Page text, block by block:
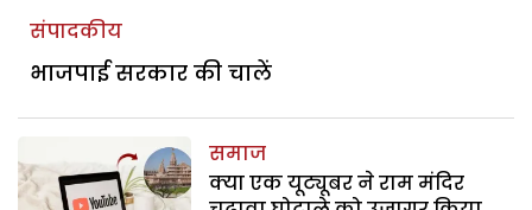
संपादकीय
भाजपाई सरकार की चालें
समाज
क्या एक यूट्यूबर ने राम मंदिर